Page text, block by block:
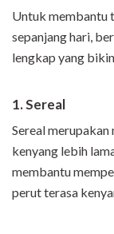
Untuk membantu
sepanjang hari,
lengkap yang
1. Sereal
Sereal
kenyang lebih
membantu
perut terasa